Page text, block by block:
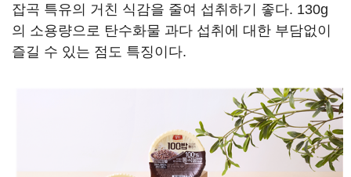
잡곡 특유의 거친 식감을 줄여 섭취하기 좋다. 130g
의 소용량으로 탄수화물 과다 섭취에 대한 부담없이
즐길 수 있는 점도 특징이다.